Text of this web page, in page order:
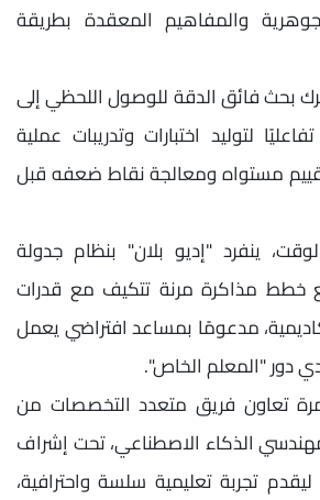
والمفاهيم المعقدة بطريقة
بحث فائق الدقة للوصول اللحظي إلى
لتوليد اختبارات وتدريبات عملية
مستواه ومعالجة نقاط ضعفه قبل
ينفرد "إديو بلان" بنظام جدولة
خطط مذاكرة مرنة تتكيف مع قدرات
مدعومًا بمساعد افتراضي يعمل
دور "المعلم الخاص".
تعاون فريق متعدد التخصصات من
الذكاء الاصطناعي، تحت إشراف
تجربة تعليمية سلسة واحترافية،